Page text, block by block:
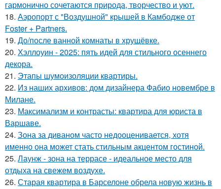
гармонично сочетаются природа, творчество и уют.
18. Аэропорт с "Воздушной" крышей в Камбодже от
Foster + Partners.
19. До/после ванной комнаты в хрущёвке.
20. Хэллоуин - 2025: пять идей для стильного осеннего
декора.
21. Этапы шумоизоляции квартиры.
22. Из наших архивов: дом дизайнера Фабио новембре в
Милане.
23. Максимализм и контрасты: квартира для юриста в
Варшаве.
24. Зона за диваном часто недооценивается, хотя
именно она может стать стильным акцентом гостиной.
25. Лаунж - зона на террасе - идеальное место для
отдыха на свежем воздухе.
26. Старая квартира в Барселоне обрела новую жизнь в